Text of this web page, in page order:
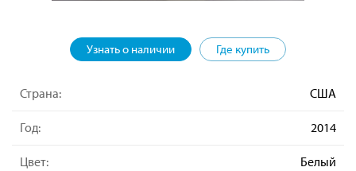
Узнать о наличии Где купить
Страна: США
Год: 2014
Цвет: Белый